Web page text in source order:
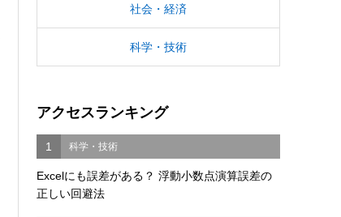
社会・経済
科学・技術
アクセスランキング
1 科学・技術
Excelにも誤差がある？ 浮動小数点演算誤差の
正しい回避法